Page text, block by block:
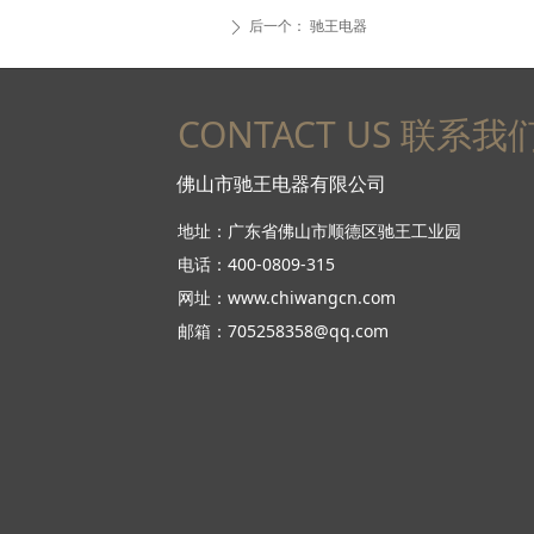
ꄲ 后一个： 驰王电器
CONTACT US 联系我
地址：广东省佛山市顺德区驰王工业园
电话：400-0809-315
网址：www.chiwangcn.com
邮箱：705258358@qq.com
佛山市驰王电器有限公司